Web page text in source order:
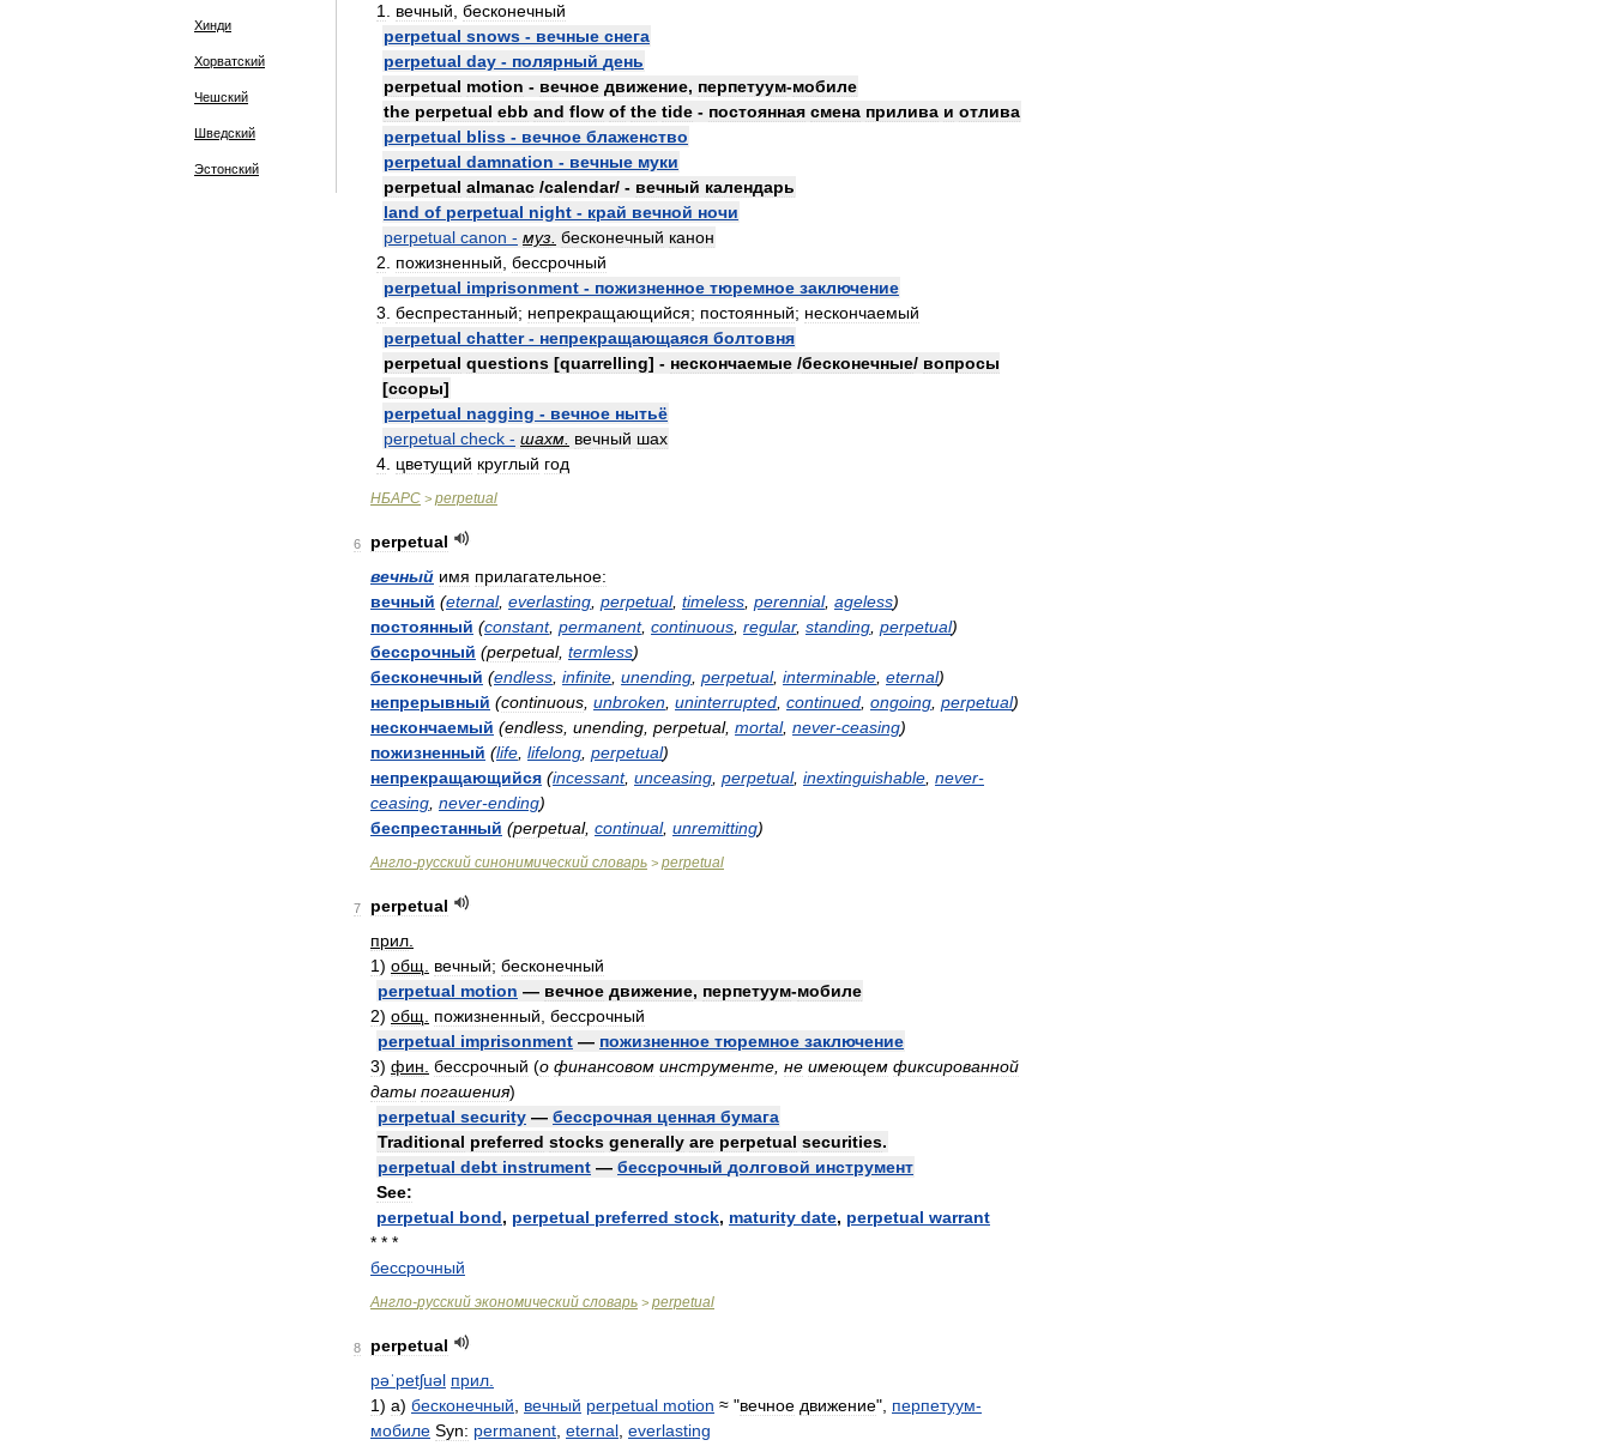
Хинди
Хорватский
Чешский
Шведский
Эстонский
1
вечный бесконечный
perpetual snows - вечные снега
perpetual day - полярный день
perpetual motion - вечное движение, перпетуум-мобиле
the perpetual ebb and flow of the tide - постоянная смена прилива и отлива
perpetual bliss - вечное блаженство
perpetual damnation - вечные муки
perpetual almanac /calendar/ - вечный календарь
land of perpetual night - край вечной ночи
perpetual canon - муз бесконечный канон
2
пожизненный бессрочный
perpetual imprisonment - пожизненное тюремное заключение
3 беспрестанный; непрекращающийся; постоянный; нескончаемый
perpetual chatter- непрекращающаяся болтовня
perpetual questions [quarrelling] - нескончаемые /бесконечные/ вопросы
[ссоры]
perpetual nagging - вечное нытьё
perpetual check - шахм вечный шах
4 цветущий круглый год
НБАРС > perpetual
6
perpetual
вечный имя прилагательное:
вечный (eternal, everlasting perpetual, timeless perennial, ageless)
постоянный (constant, permanent, continuous regular, standing perpetual)
бессрочный (perpetual, termless)
бесконечный (endless infinite unending perpetual, interminable eternal)
непрерывный (continuous unbroken uninterrupted continued ongoing perpetual)
нескончаемый (endless unending perpetual, mortal, never-ceasing)
пожизненный (life lifelong perpetual)
непрекращающийся (incessant, unceasing perpetual, inextinguishable never-
ceasing never-ending)
беспрестанный (perpetual, continual, unremitting)
Англо-русский синонимический словарь > perpetual
7
perpetual
прил
1) общ вечный; бесконечный
perpetual motion — вечное движение, перпетуум-мобиле
2) общ пожизненный бессрочный
perpetual imprisonment — пожизненное тюремное заключение
3) фин бессрочный (о финансовом инструменте не имеющем фиксированной
даты погашения)
perpetual security — бессрочная ценная бумага
Traditional preferred stocks generally are perpetual securities.
perpetual debt instrument — бессрочный долговой инструмент
See:
perpetual bond, perpetual preferred stock, maturity date, perpetual warrant
* * *
бессрочный
Англо-русский экономический словарь > perpetual
8
perpetual
pəˈpetʃuəl прил
1) а) бесконечный вечный perpetual motion ≈ "вечное движение", перпетуум-
мобиле Syn: permanent eternal everlasting